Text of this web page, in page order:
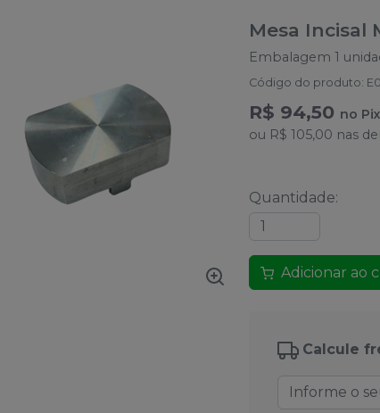
Mesa Incisal
Embalagem 1
Código do produto:
R$ 94,50 no Pix
ou R$ 105,00 nas
Quantidade:
Adicionar ao
Calcule